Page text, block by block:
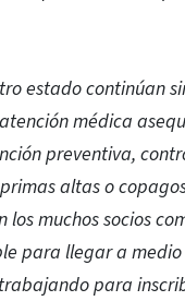
estado continúan
médica
preventiva,
altas o
muchos socios
para llegar a
para